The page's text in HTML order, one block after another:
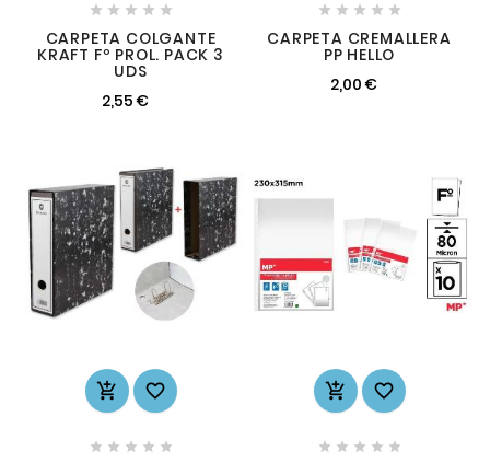
    
CARPETA COLGANTE
KRAFT Fº PROL. PACK 3
UDS
2,55 €
    
CARPETA CREMALLERA
PP HELLO
2,00 €
 
    
 
    